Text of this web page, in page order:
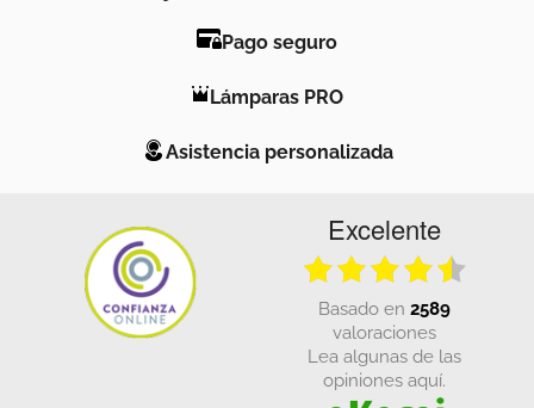
Pago seguro
Lámparas PRO
Asistencia personalizada
Excelente
basado en 2589
valoraciones
Lea algunas de las
opiniones aquí.